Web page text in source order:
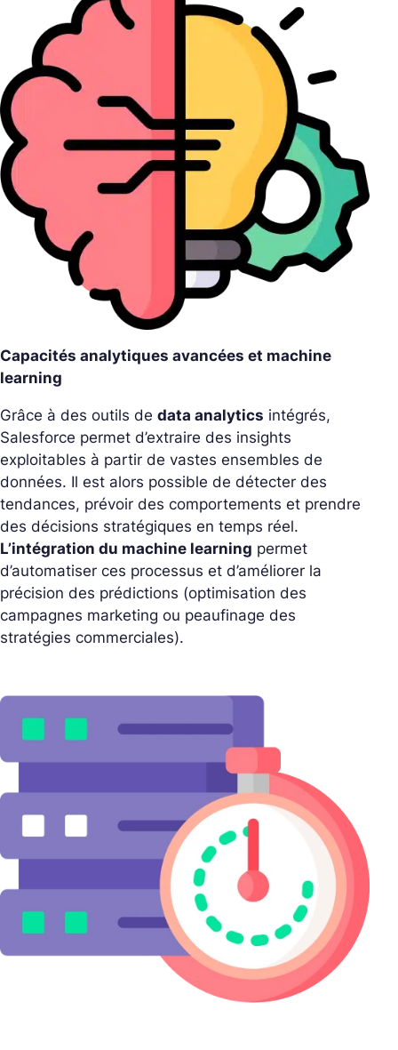
Capacités analytiques avancées et machine
learning
Grâce à des outils de data analytics intégrés,
Salesforce permet d’extraire des insights
exploitables à partir de vastes ensembles de
données. Il est alors possible de détecter des
tendances, prévoir des comportements et prendre
des décisions stratégiques en temps réel.
L’intégration du machine learning permet
d’automatiser ces processus et d’améliorer la
précision des prédictions (optimisation des
campagnes marketing ou peaufinage des
stratégies commerciales).